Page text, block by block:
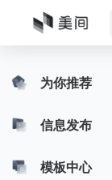
为你推荐
信息发布
模板中心